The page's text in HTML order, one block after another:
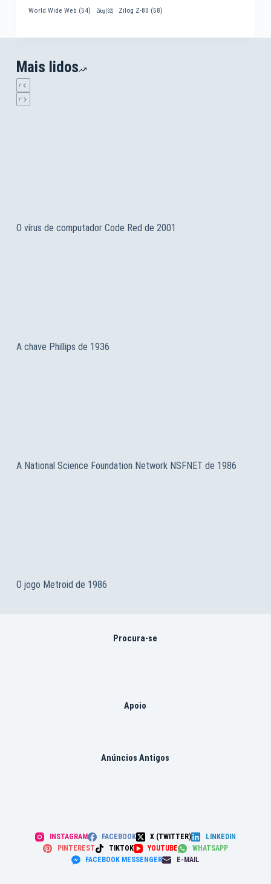
World Wide Web (54) Zilog(32) Zilog Z-80 (58)
Mais lidos
O vírus de computador Code Red de 2001
A chave Phillips de 1936
A National Science Foundation Network NSFNET de 1986
O jogo Metroid de 1986
Procura-se
Apoio
Anúncios Antigos
INSTAGRAM FACEBOOK X (TWITTER)
LINKEDIN
PINTEREST
TIKTOK YOUTUBE
WHATSAPP
FACEBOOK MESSENGER
E-MAIL